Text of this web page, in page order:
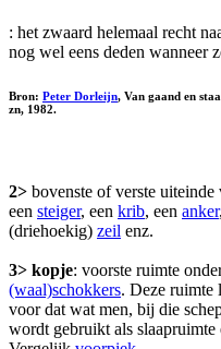
: het zwaard helemaal recht
nog wel eens deden wanneer
Bron: Peter Dorleijn, Van gaand en
zn, 1982.
2> bovenste of verste
een steiger, een krib, een anker
(driehoekig) zeil enz.
3> kopje: voorste ruimte
(waal)schokkers. Deze ruimte
voor dat wat men, bij die
wordt gebruikt als slaapruimte